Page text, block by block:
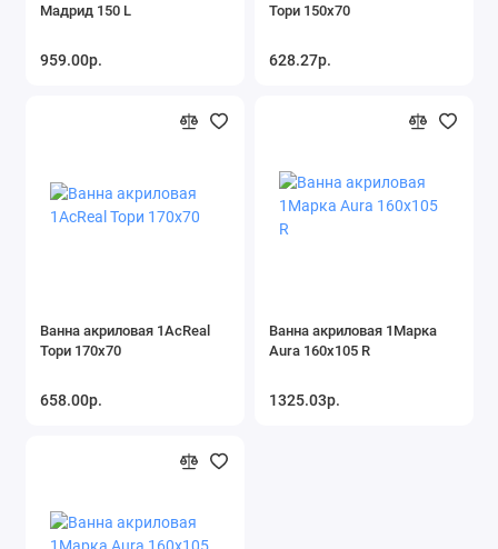
Мадрид 150 L
959.00р.
Тори 150х70
628.27р.
Ванна акриловая 1AcReal
Тори 170х70
658.00р.
Ванна акриловая 1Марка
Aura 160x105 R
1325.03р.